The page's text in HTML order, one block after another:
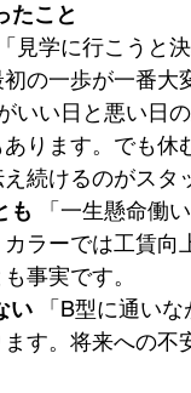
たこと
「見学に行こうと
の一歩が一番大
いい日と悪い日
ります。でも
続けるのがスタ
も 「一生懸命働
ラーでは工賃
事実です。
い 「B型に通い
す。将来への